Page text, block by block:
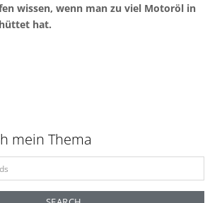
wissen, wenn man zu viel Motoröl in
hat.
mein Thema